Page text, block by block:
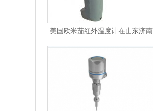
美国欧米茄红外温度计在山东济南